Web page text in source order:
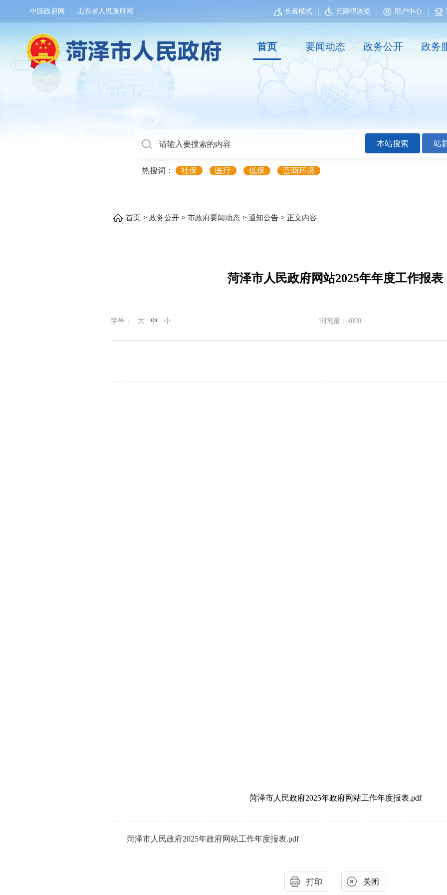
中国政府网 山东省人民政府网 长者模式 无障碍浏览 用户中心
首页 要闻动态 政务公开 政务
本站搜索 站
热搜词： 社保 医疗 低保 营商环境
首页> 政务公开> 市政府要闻动态> 通知公告> 正文内容
菏泽市人民政府网站2025年年度工作报表
字号： 大 中 小 浏览量： 4090
菏泽市人民政府2025年政府网站工作年度报表.pdf
菏泽市人民政府2025年政府网站工作年度报表.pdf
打印 关闭